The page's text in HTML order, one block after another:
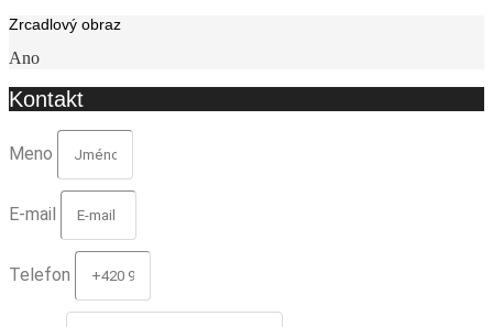
Zrcadlový obraz
Ano
Kontakt
Meno
E-mail
Telefon